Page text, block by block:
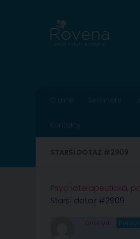
O mně Semináře
Kontakty
Psychoterapeutická,
Starší dotaz #2909
anonym